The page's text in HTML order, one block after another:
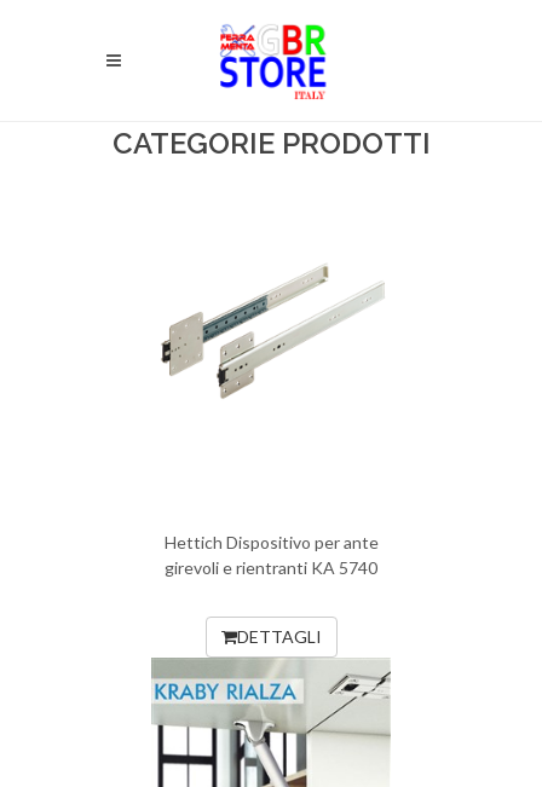
CATEGORIE PRODOTTI
Hettich Dispositivo per ante
girevoli e rientranti KA 5740
DETTAGLI